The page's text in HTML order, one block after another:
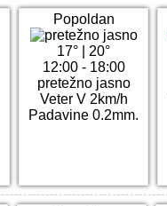
Popoldan
17°
20°
12:00 - 18:00
pretežno jasno
Veter V 2km/h
Padavine 0.2mm.